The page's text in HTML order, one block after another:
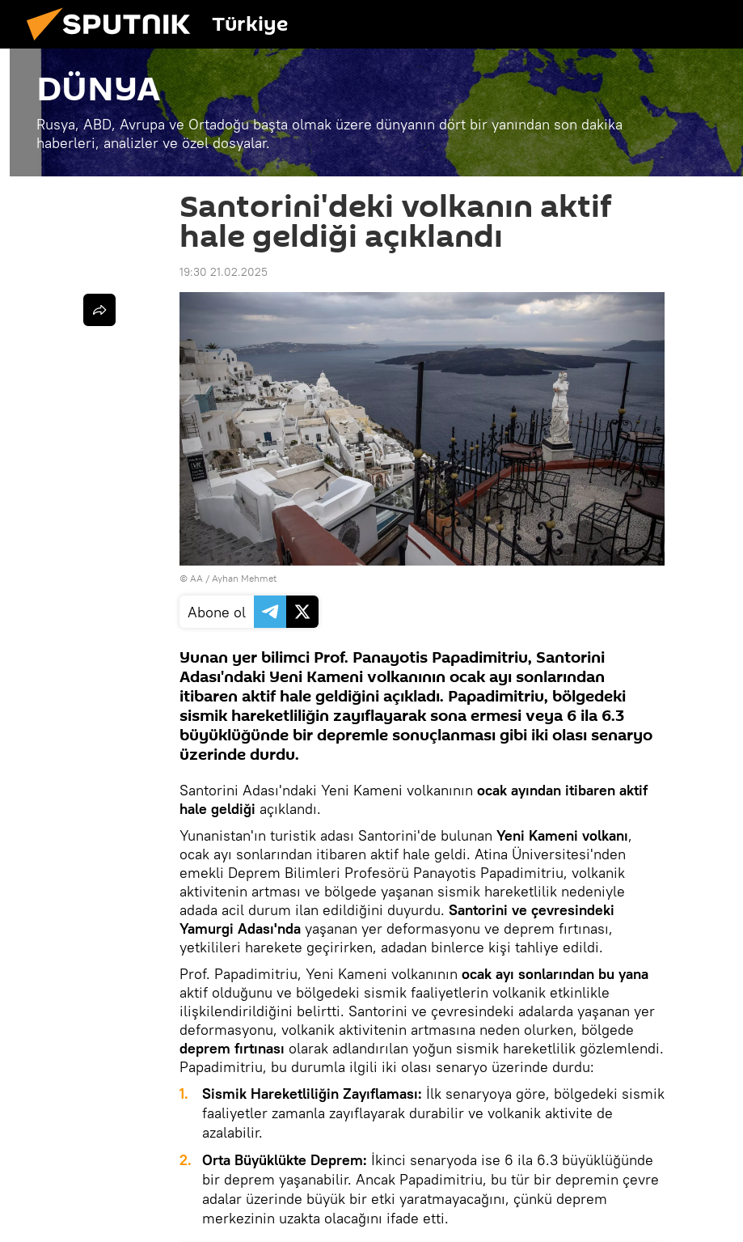
Türkiye
DÜNYA
Rusya, ABD, Avrupa ve Ortadoğu başta olmak üzere dünyanın dört bir yanından son dakika
haberleri, analizler ve özel dosyalar.
Santorini'deki volkanın aktif
hale geldiği açıklandı
19:30 21.02.2025
© AA / Ayhan Mehmet
Abone ol
Yunan yer bilimci Prof. Panayotis Papadimitriu, Santorini
Adası'ndaki Yeni Kameni volkanının ocak ayı sonlarından
itibaren aktif hale geldiğini açıkladı. Papadimitriu, bölgedeki
sismik hareketliliğin zayıflayarak sona ermesi veya 6 ila 6.3
büyüklüğünde bir depremle sonuçlanması gibi iki olası senaryo
üzerinde durdu.
Santorini Adası'ndaki Yeni Kameni volkanının ocak ayından itibaren aktif
hale geldiği açıklandı.
Yunanistan'ın turistik adası Santorini'de bulunan Yeni Kameni volkanı,
ocak ayı sonlarından itibaren aktif hale geldi. Atina Üniversitesi'nden
emekli Deprem Bilimleri Profesörü Panayotis Papadimitriu, volkanik
aktivitenin artması ve bölgede yaşanan sismik hareketlilik nedeniyle
adada acil durum ilan edildiğini duyurdu. Santorini ve çevresindeki
Yamurgi Adası'nda yaşanan yer deformasyonu ve deprem fırtınası,
yetkilileri harekete geçirirken, adadan binlerce kişi tahliye edildi.
Prof. Papadimitriu, Yeni Kameni volkanının ocak ayı sonlarından bu yana
aktif olduğunu ve bölgedeki sismik faaliyetlerin volkanik etkinlikle
ilişkilendirildiğini belirtti. Santorini ve çevresindeki adalarda yaşanan yer
deformasyonu, volkanik aktivitenin artmasına neden olurken, bölgede
deprem fırtınası olarak adlandırılan yoğun sismik hareketlilik gözlemlendi.
Papadimitriu, bu durumla ilgili iki olası senaryo üzerinde durdu:
1.
Sismik Hareketliliğin Zayıflaması: İlk senaryoya göre, bölgedeki sismik
faaliyetler zamanla zayıflayarak durabilir ve volkanik aktivite de
azalabilir.
2.
Orta Büyüklükte Deprem: İkinci senaryoda ise 6 ila 6.3 büyüklüğünde
bir deprem yaşanabilir. Ancak Papadimitriu, bu tür bir depremin çevre
adalar üzerinde büyük bir etki yaratmayacağını, çünkü deprem
merkezinin uzakta olacağını ifade etti.